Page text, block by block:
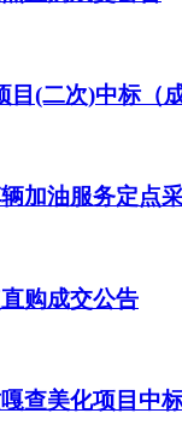
目(二次)中标（
加油服务定点
购成交公告
查美化项目中